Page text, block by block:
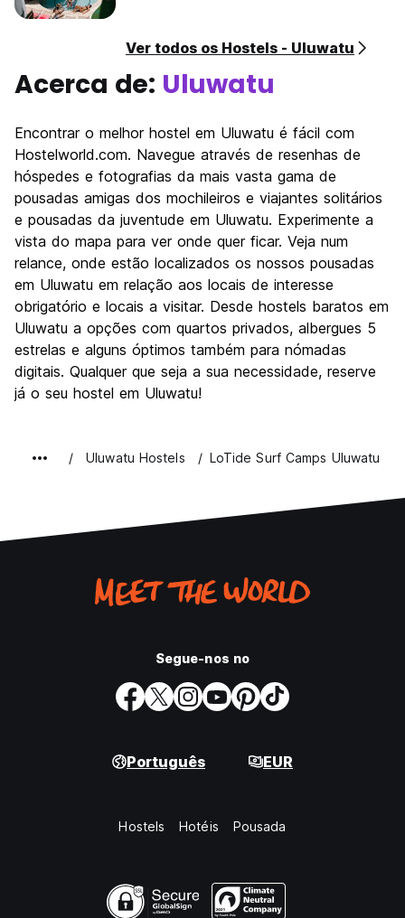
Ver todos os Hostels - Uluwatu
Acerca de: Uluwatu
Encontrar o melhor hostel em Uluwatu é fácil com
Hostelworld.com. Navegue através de resenhas de
hóspedes e fotografias da mais vasta gama de
pousadas amigas dos mochileiros e viajantes solitários
e pousadas da juventude em Uluwatu. Experimente a
vista do mapa para ver onde quer ficar. Veja num
relance, onde estão localizados os nossos pousadas
em Uluwatu em relação aos locais de interesse
obrigatório e locais a visitar. Desde hostels baratos em
Uluwatu a opções com quartos privados, albergues 5
estrelas e alguns óptimos também para nómadas
digitais. Qualquer que seja a sua necessidade, reserve
já o seu hostel em Uluwatu!
Uluwatu Hostels LoTide Surf Camps Uluwatu
Segue-nos no
Português EUR
Hostels Hotéis Pousada